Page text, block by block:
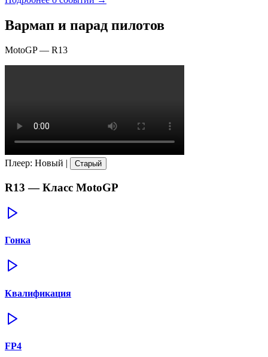
Вармап и парад пилотов
MotoGP— R13
Плеер: Новый | Старый
R13 — Класс MotoGP
Гонка
Квалификация
FP4